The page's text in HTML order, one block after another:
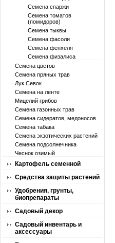
Семена спаржи
Семена томатов
(помидоров)
Семена тыквы
Семена фасоли
Семена фенхеля
Семена физалиса
Семена цветов
Семена пряных трав
Лук Севок
Семена на ленте
Мицелий грибов
Семена газонных трав
Семена сидератов, медоносов
Семена табака
Семена экзотических растений
Семена подсолнечника
Чеснок озимый
Картофель семенной
Средства защиты растений
Удобрения, грунты,
биопрепараты
Садовый декор
Садовый инвентарь и
аксессуары